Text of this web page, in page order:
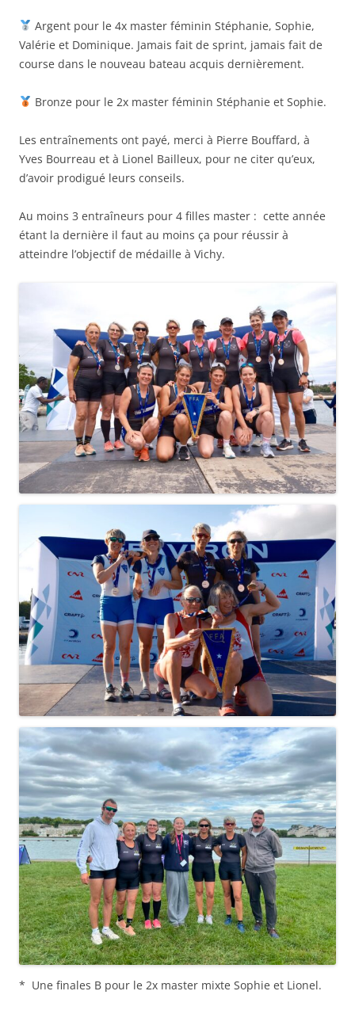
Argent pour le 4x master féminin Stéphanie, Sophie,
Valérie et Dominique. Jamais fait de sprint, jamais fait de
course dans le nouveau bateau acquis dernièrement.
Bronze pour le 2x master féminin Stéphanie et Sophie.
Les entraînements ont payé, merci à Pierre Bouffard, à
Yves Bourreau et à Lionel Bailleux, pour ne citer qu’eux,
d’avoir prodigué leurs conseils.
Au moins 3 entraîneurs pour 4 filles master : cette année
étant la dernière il faut au moins ça pour réussir à
atteindre l’objectif de médaille à Vichy.
* Une finales B pour le 2x master mixte Sophie et Lionel.